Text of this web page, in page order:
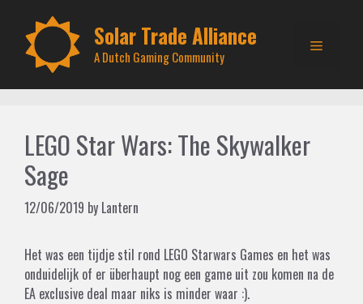
content
Solar Trade Alliance
A Dutch Gaming Community
Menu
LEGO Star Wars: The Skywalker
Sage
12/06/2019 by Lantern
Het was een tijdje stil rond LEGO Starwars Games en het was
onduidelijk of er überhaupt nog een game uit zou komen na de
EA exclusive deal maar niks is minder waar :).